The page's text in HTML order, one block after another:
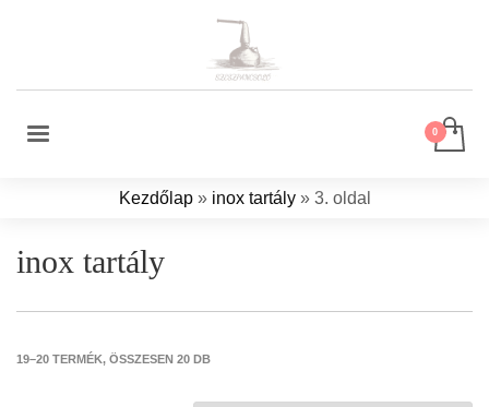
Kezdőlap» inox tartály» 3. oldal
inox tartály
19–20 TERMÉK, ÖSSZESEN 20 DB